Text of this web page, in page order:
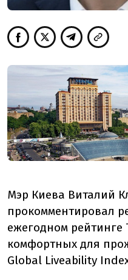
Мэр Киева Виталий
прокомментировал
ежегодном рейтинге
комфортных для
Global Liveability